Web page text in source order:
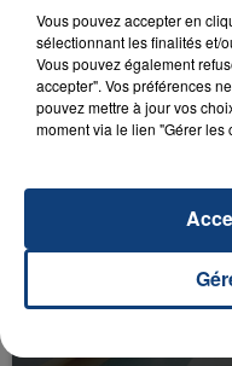
INCENDIE
SON BÉBÉ ENTRE
Un homme s'est
aspergé sa
d'un liquide
OPÉRER DE LA
Vous pouvez accepter en
sélectionnant les finalités et/
Vous pouvez également
accepter". Vos préférences
pouvez mettre à jour vos
moment via le lien "Gérer